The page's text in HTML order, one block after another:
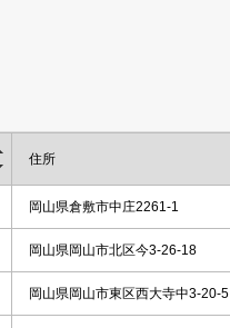
住所
岡山県倉敷市中庄2261-1
岡山県岡山市北区今3-26-18
岡山県岡山市東区西大寺中3-20-5